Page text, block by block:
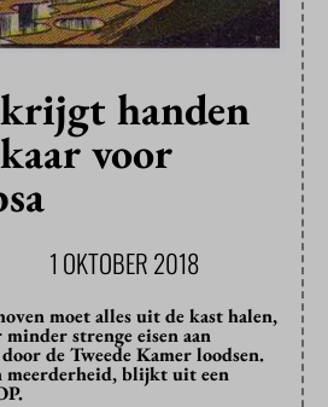
handen
voor
1 OKTOBER 2018
moet alles uit de kast halen,
strenge eisen aan
de Tweede Kamer loodsen.
meerderheid, blijkt uit een